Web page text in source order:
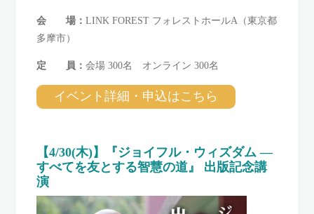
会 場： LINK FOREST フォレストホールA（東京都
多摩市）
定 員： 会場 300名 オンライン 300名
イベント詳細・申込はこちら
【4/30(木)】『ジョイフル・ウィズダム ―
すべてを友とする智慧の道』 出版記念講
演